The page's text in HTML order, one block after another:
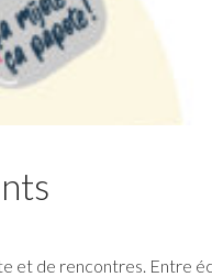
Lire la suite
et de rencontres. Entre